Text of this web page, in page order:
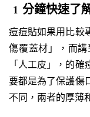
1 分鐘快速了
痘痘貼如果用比較
傷覆蓋材」，而
「人工皮」，的
要都是為了保護傷
不同，兩者的厚薄